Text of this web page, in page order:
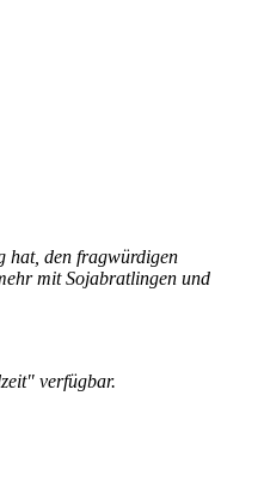
hat, den fragwürdigen
mit Sojabratlingen und
verfügbar.